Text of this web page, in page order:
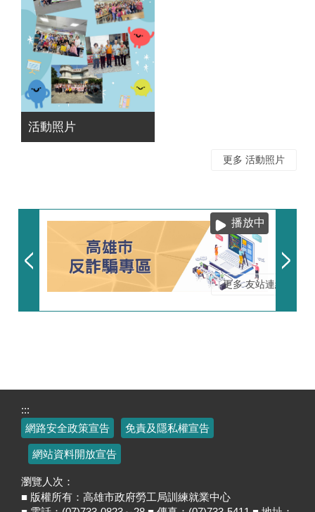
活動照片
更多 活動照片
播放中
更多 友站連結
:::
網路安全政策宣告
免責及隱私權宣告
網站資料開放宣告
瀏覽人次：
■ 版權所有：高雄市政府勞工局訓練就業中心